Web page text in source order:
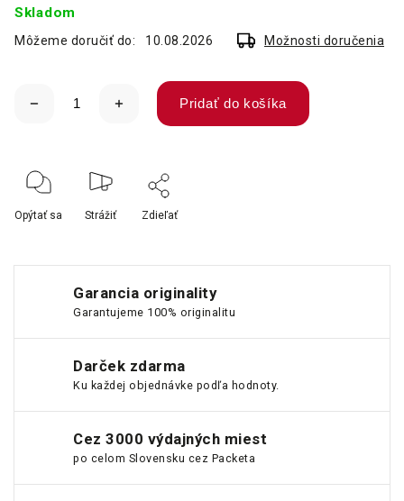
Skladom
Môžeme doručiť do: 10.08.2026 Možnosti doručenia
Pridať do košíka
Opýtať sa Strážiť Zdieľať
Garancia originality
Garantujeme 100% originalitu
Darček zdarma
Ku každej objednávke podľa hodnoty.
Cez 3000 výdajných miest
po celom Slovensku cez Packeta